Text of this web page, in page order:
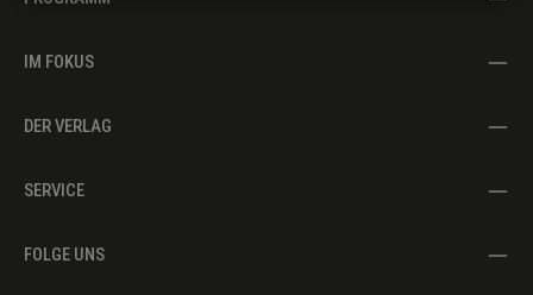
IM FOKUS
DER VERLAG
SERVICE
FOLGE UNS